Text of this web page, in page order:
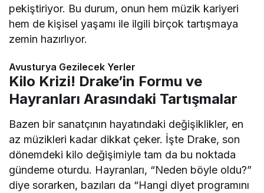
pekiştiriyor. Bu durum, onun hem müzik kariyeri
hem de kişisel yaşamı ile ilgili birçok tartışmaya
zemin hazırlıyor.
Avusturya Gezilecek Yerler
Kilo Krizi! Drake’in Formu ve
Hayranları Arasındaki Tartışmalar
Bazen bir sanatçının hayatındaki değişiklikler, en
az müzikleri kadar dikkat çeker. İşte Drake, son
dönemdeki kilo değişimiyle tam da bu noktada
gündeme oturdu. Hayranları, “Neden böyle oldu?”
diye sorarken, bazıları da “Hangi diyet programını